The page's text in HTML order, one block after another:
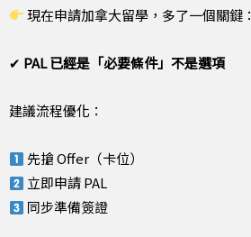
現在申請加拿大留學，多了一個關鍵：
✔ PAL 已經是「必要條件」不是選項
建議流程優化：
先搶 Offer（卡位）
立即申請 PAL
同步準備簽證